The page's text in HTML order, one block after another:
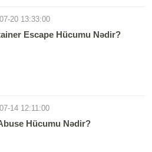
20 13:33:00
Escape Hücumu Nədir?
14 12:11:00
Hücumu Nədir?